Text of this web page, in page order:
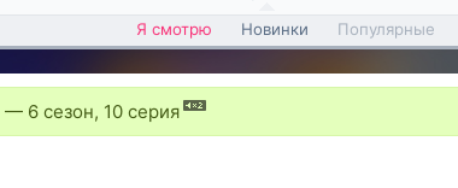
Я смотрю Новинки Популярные
— 6 сезон, 10 серия